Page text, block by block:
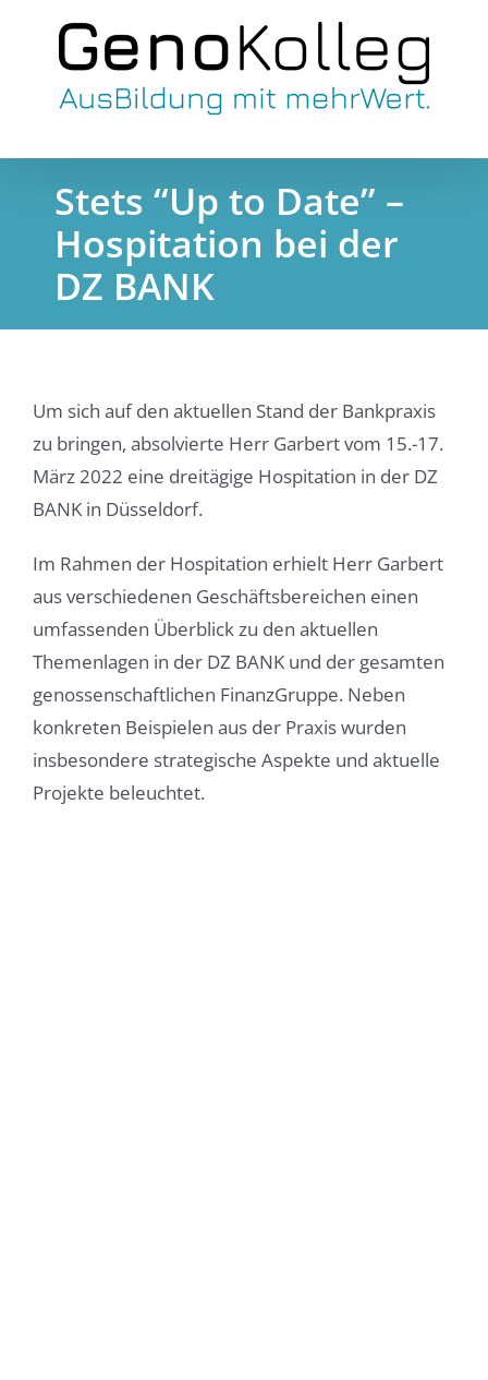
Stets “Up to Date” –
Hospitation bei der
DZ BANK
Um sich auf den aktuellen Stand der Bankpraxis
zu bringen, absolvierte Herr Garbert vom 15.-17.
März 2022 eine dreitägige Hospitation in der DZ
BANK in Düsseldorf.
Im Rahmen der Hospitation erhielt Herr Garbert
aus verschiedenen Geschäftsbereichen einen
umfassenden Überblick zu den aktuellen
Themenlagen in der DZ BANK und der gesamten
genossenschaftlichen FinanzGruppe. Neben
konkreten Beispielen aus der Praxis wurden
insbesondere strategische Aspekte und aktuelle
Projekte beleuchtet.